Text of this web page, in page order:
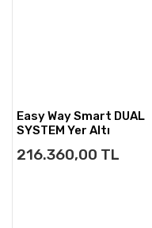
Easy Way Smart DUAL
SYSTEM Yer Altı
216.360,00 TL